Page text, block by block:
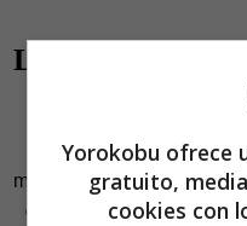
La distribución,
El Paquete nace algún
calle. A partir de ahí se
mutación y mitosis. Hay
de CD o memorias USB;
Yorokobu ofrece
gratuito,
cookies con